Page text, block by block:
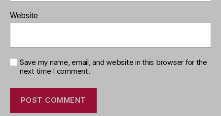
Website
Save my name, email, and website in this browser for the
next time I comment.